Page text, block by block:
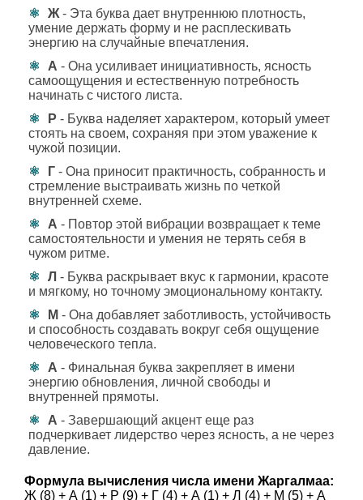
Ж - Эта буква дает внутреннюю плотность,
умение держать форму и не расплескивать
энергию на случайные впечатления.
А - Она усиливает инициативность, ясность
самоощущения и естественную потребность
начинать с чистого листа.
Р - Буква наделяет характером, который умеет
стоять на своем, сохраняя при этом уважение к
чужой позиции.
Г - Она приносит практичность, собранность и
стремление выстраивать жизнь по четкой
внутренней схеме.
А - Повтор этой вибрации возвращает к теме
самостоятельности и умения не терять себя в
чужом ритме.
Л - Буква раскрывает вкус к гармонии, красоте
и мягкому, но точному эмоциональному контакту.
М - Она добавляет заботливость, устойчивость
и способность создавать вокруг себя ощущение
человеческого тепла.
А - Финальная буква закрепляет в имени
энергию обновления, личной свободы и
внутренней прямоты.
А - Завершающий акцент еще раз
подчеркивает лидерство через ясность, а не через
давление.
Формула вычисления числа имени Жаргалмаа:
Ж (8) + А (1) + Р (9) + Г (4) + А (1) + Л (4) + М (5) + А